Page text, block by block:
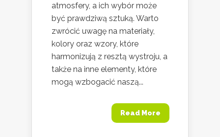
atmosfery, a ich wybór może
być prawdziwą sztuką. Warto
zwrócić uwagę na materiały,
kolory oraz wzory, które
harmonizują z resztą wystroju, a
także na inne elementy, które
mogą wzbogacić naszą...
Read More